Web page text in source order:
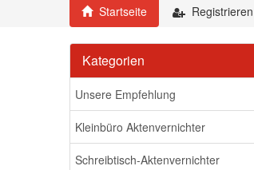
Startseite Registrieren
Kategorien
Unsere Empfehlung
Kleinbüro Aktenvernichter
Schreibtisch-Aktenvernichter